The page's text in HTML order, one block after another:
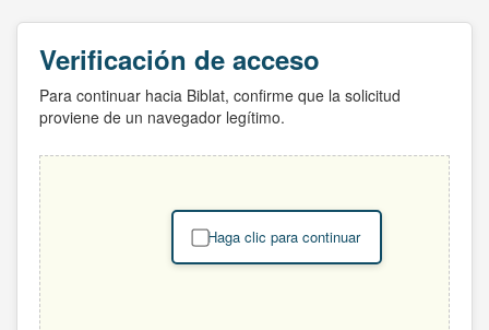
Verificación de acceso
Para continuar hacia Biblat, confirme que la solicitud
proviene de un navegador legítimo.
Haga clic para continuar